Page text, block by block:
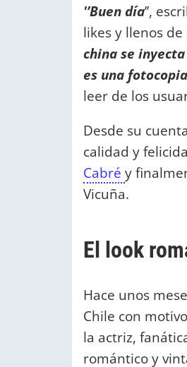
'’Buen día’’,
likes y llenos de
china se
es una
leer de los
Desde su
calidad y
Cabré y
Vicuña.
El look
Hace unos
Chile con
la actriz,
romántico y